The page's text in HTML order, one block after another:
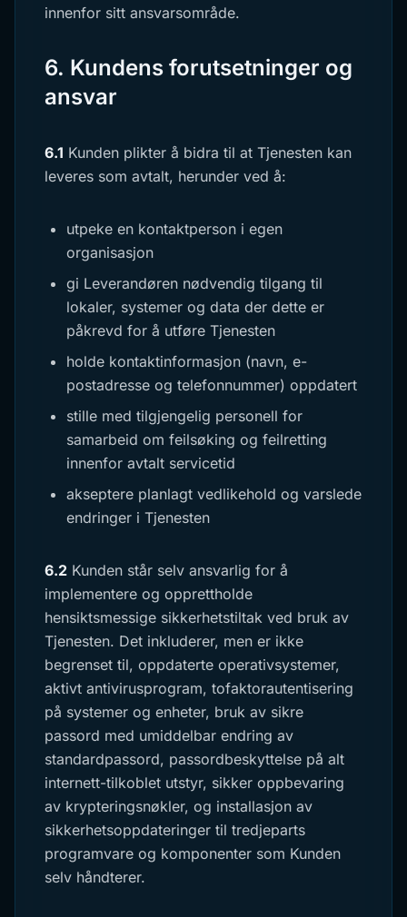
innenfor sitt ansvarsområde.
6. Kundens forutsetninger og
ansvar
6.1 Kunden plikter å bidra til at Tjenesten kan
leveres som avtalt, herunder ved å:
utpeke en kontaktperson i egen
organisasjon
gi Leverandøren nødvendig tilgang til
lokaler, systemer og data der dette er
påkrevd for å utføre Tjenesten
holde kontaktinformasjon (navn, e-
postadresse og telefonnummer) oppdatert
stille med tilgjengelig personell for
samarbeid om feilsøking og feilretting
innenfor avtalt servicetid
akseptere planlagt vedlikehold og varslede
endringer i Tjenesten
6.2 Kunden står selv ansvarlig for å
implementere og opprettholde
hensiktsmessige sikkerhetstiltak ved bruk av
Tjenesten. Det inkluderer, men er ikke
begrenset til, oppdaterte operativsystemer,
aktivt antivirusprogram, tofaktorautentisering
på systemer og enheter, bruk av sikre
passord med umiddelbar endring av
standardpassord, passordbeskyttelse på alt
internett-tilkoblet utstyr, sikker oppbevaring
av krypteringsnøkler, og installasjon av
sikkerhetsoppdateringer til tredjeparts
programvare og komponenter som Kunden
selv håndterer.